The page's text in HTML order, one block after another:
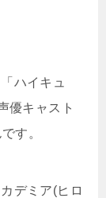
ハイキュ
優キャスト
す。
デミア(ヒロ